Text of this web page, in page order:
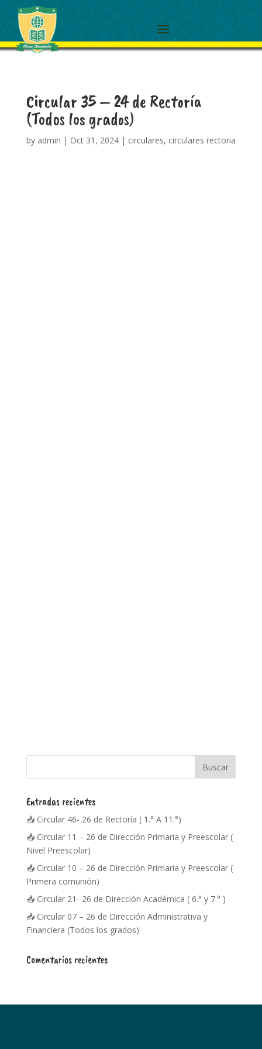
Circular 35 – 24 de Rectoría
(Todos los grados)
by admin | Oct 31, 2024| circulares, circulares rectoria
Entradas recientes
📥 Circular 46- 26 de Rectoría ( 1.° A 11.°)
📥 Circular 11 – 26 de Dirección Primaria y Preescolar (
Nivel Preescolar)
📥 Circular 10 – 26 de Dirección Primaria y Preescolar (
Primera comunión)
📥 Circular 21- 26 de Dirección Académica ( 6.° y 7.° )
📥 Circular 07 – 26 de Dirección Administrativa y
Financiera (Todos los grados)
Comentarios recientes